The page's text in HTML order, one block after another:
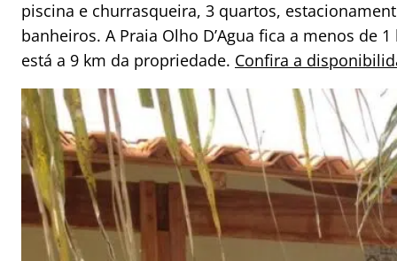
piscina e churrasqueira, 3 quartos,
banheiros. A Praia Olho D’Agua fica a menos de
está a 9 km da propriedade. Confira a